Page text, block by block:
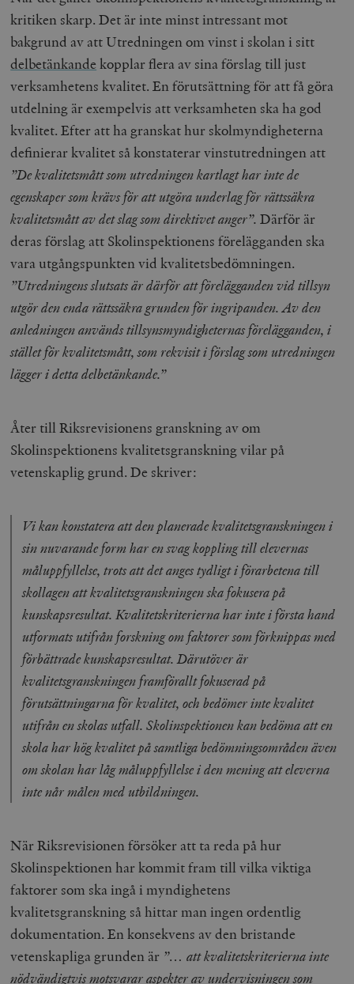
kritiken skarp. Det är inte minst intressant mot
bakgrund av att Utredningen om vinst i skolan i sitt
delbetänkande kopplar flera av sina förslag till just
verksamhetens kvalitet. En förutsättning för att få göra
utdelning är exempelvis att verksamheten ska ha god
kvalitet. Efter att ha granskat hur skolmyndigheterna
definierar kvalitet så konstaterar vinstutredningen att
”De kvalitetsmått som utredningen kartlagt har inte de
egenskaper som krävs för att utgöra underlag för rättssäkra
kvalitetsmått av det slag som direktivet anger”. Därför är
deras förslag att Skolinspektionens förelägganden ska
vara utgångspunkten vid kvalitetsbedömningen.
”Utredningens slutsats är därför att förelägganden vid tillsyn
utgör den enda rättssäkra grunden för ingripanden. Av den
anledningen används tillsynsmyndigheternas förelägganden, i
stället för kvalitetsmått, som rekvisit i förslag som utredningen
lägger i detta delbetänkande.”
Åter till Riksrevisionens granskning av om
Skolinspektionens kvalitetsgranskning vilar på
vetenskaplig grund. De skriver:
Vi kan konstatera att den planerade kvalitetsgranskningen i
sin nuvarande form har en svag koppling till elevernas
måluppfyllelse, trots att det anges tydligt i förarbetena till
skollagen att kvalitetsgranskningen ska fokusera på
kunskapsresultat. Kvalitetskriterierna har inte i första hand
utformats utifrån forskning om faktorer som förknippas med
förbättrade kunskapsresultat. Därutöver är
kvalitetsgranskningen framförallt fokuserad på
förutsättningarna för kvalitet, och bedömer inte kvalitet
utifrån en skolas utfall. Skolinspektionen kan bedöma att en
skola har hög kvalitet på samtliga bedömningsområden även
om skolan har låg måluppfyllelse i den mening att eleverna
inte når målen med utbildningen.
När Riksrevisionen försöker att ta reda på hur
Skolinspektionen har kommit fram till vilka viktiga
faktorer som ska ingå i myndighetens
kvalitetsgranskning så hittar man ingen ordentlig
dokumentation. En konsekvens av den bristande
vetenskapliga grunden är ”… att kvalitetskriterierna inte
nödvändigtvis motsvarar aspekter av undervisningen som